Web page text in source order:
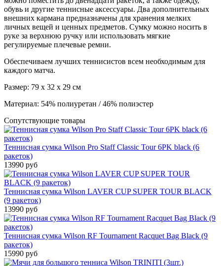
обувь и другие теннисные аксессуары. Два дополнительных
внешних кармана предназначены для хранения мелких
личных вещей и ценных предметов. Сумку можно носить в
руке за верхнюю ручку или использовать мягкие
регулируемые плечевые ремни.
Обеспечиваем лучших теннисистов всем необходимым для
каждого матча.
Размер: 79 x 32 x 29 см
Материал: 54% полиуретан / 46% полиэстер
Сопутствующие товары
Теннисная сумка Wilson Pro Staff Classic Tour 6PK black (6
ракеток)
13990 руб
Теннисная сумка Wilson LAVER CUP SUPER TOUR BLACK
(9 ракеток)
13990 руб
Теннисная сумка Wilson RF Tournament Racquet Bag Black (9
ракеток)
15990 руб